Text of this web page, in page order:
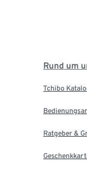
Rund um
Tchibo
Ratgeber &